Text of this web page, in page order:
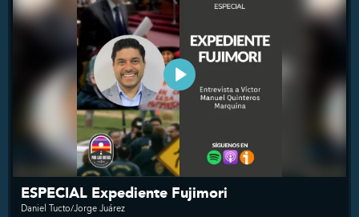
ESPECIAL Expediente Fujimori
Daniel Tucto/Jorge Juárez